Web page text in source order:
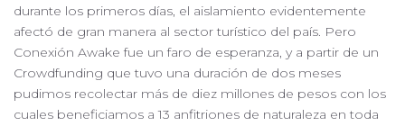
durante los primeros días, el aislamiento evidentemente
afectó de gran manera al sector turístico del país. Pero
Conexión Awake fue un faro de esperanza, y a partir de un
Crowdfunding que tuvo una duración de dos meses
pudimos recolectar más de diez millones de pesos con los
cuales beneficiamos a 13 anfitriones de naturaleza en toda